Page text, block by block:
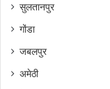
सुलतानपुर
गोंडा
जबलपुर
अमेठी